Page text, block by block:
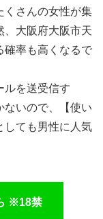
くさんの女性が集
、大阪府大阪市天
確率も高くなるで
ルを送受信す
ないので、【使い
ても男性に人気
※18禁